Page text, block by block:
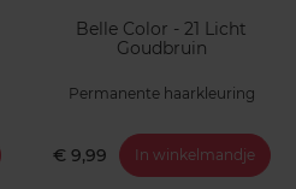
Belle Color - 21 Licht
Goudbruin
Permanente haarkleuring
€ 9,99 In winkelmandje